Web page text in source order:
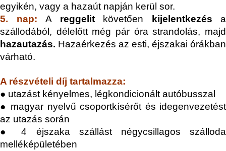
egyikén, vagy a hazaút napján kerül sor.
5. nap: A reggelitkövetően kijelentkezés a
szállodából, délelőtt még pár óra strandolás, majd
hazautazás. Hazaérkezés az esti, éjszakai órákban
várható.
A részvételi díj tartalmazza:
● utazást kényelmes, légkondicionált autóbusszal
● magyar nyelvű csoportkísérőt és idegenvezetést
az utazás során
● 4 éjszaka szállást négycsillagos szálloda
melléképületében